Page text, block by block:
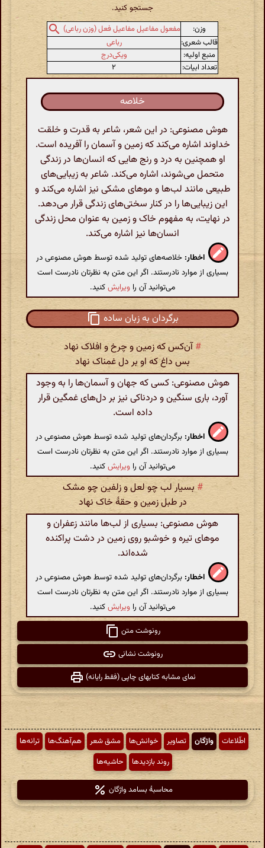
جستجو کنید.
وزن:
مفعول مفاعیل مفاعیل فعل (وزن رباعی)
قالب شعری:
رباعی
منبع اولیه:
ویکی‌درج
تعداد ابیات:
۲
خلاصه
هوش مصنوعی: در این شعر، شاعر به قدرت و خلقت
خداوند اشاره می‌کند که زمین و آسمان را آفریده است.
او همچنین به درد و رنج هایی که انسان‌ها در زندگی
متحمل می‌شوند، اشاره می‌کند. شاعر به زیبایی‌های
طبیعی مانند لب‌ها و موهای مشکی نیز اشاره می‌کند و
این زیبایی‌ها را در کنار سختی‌های زندگی قرار می‌دهد.
در نهایت، به مفهوم خاک و زمین به عنوان محل زندگی
انسان‌ها نیز اشاره می‌کند.
اخطار: خلاصه‌های تولید شده توسط هوش مصنوعی در
بسیاری از موارد نادرستند. اگر این متن به نظرتان نادرست است
می‌توانید آن را ویرایشکنید.
برگردان به زبان ساده
#آن‌کس که زمین و چرخ و افلاک نهاد
بس داغ که او بر دل غمناک نهاد
هوش مصنوعی: کسی که جهان و آسمان‌ها را به وجود
آورد، باری سنگین و دردناکی نیز بر دل‌های غمگین قرار
داده است.
اخطار: برگردان‌های تولید شده توسط هوش مصنوعی در
بسیاری از موارد نادرستند. اگر این متن به نظرتان نادرست است
می‌توانید آن را ویرایشکنید.
# بسیار لب چو لعل و زلفین چو مشک
در طبل زمین و حقهٔ خاک نهاد
هوش مصنوعی: بسیاری از لب‌ها مانند زعفران و
موهای تیره و خوشبو روی زمین در دشت پراکنده
شده‌اند.
اخطار: برگردان‌های تولید شده توسط هوش مصنوعی در
بسیاری از موارد نادرستند. اگر این متن به نظرتان نادرست است
می‌توانید آن را ویرایشکنید.
رونوشت متن
رونوشت نشانی
نمای مشابه کتابهای چاپی (فقط رایانه)
اطّلاعات واژگان تصاویر خوانش‌ها مشق شعر هم‌آهنگ‌ها
ترانه‌ها
روند بازدیدها
حاشیه‌ها
محاسبهٔ بسامد واژگان